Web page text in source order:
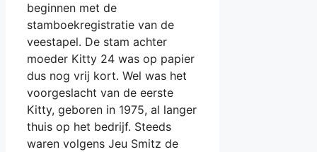
beginnen met de
stamboekregistratie van de
veestapel. De stam achter
moeder Kitty 24 was op papier
dus nog vrij kort. Wel was het
voorgeslacht van de eerste
Kitty, geboren in 1975, al langer
thuis op het bedrijf. Steeds
waren volgens Jeu Smitz de